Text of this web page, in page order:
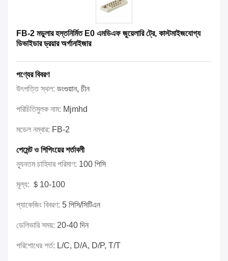
FB-2 মডুলার হস্তনির্মিত E0 এমডিএফ জুয়েলারি ট্রে, কাস্টমাইজযোগ্য
ডিভাইডার ড্রয়ার অর্গানাইজার
পণ্যের বিবরণ
উৎপত্তি স্থল: ডংগুয়ান, চীন
পরিচিতিমুলক নাম: Mjmhd
মডেল নম্বার: FB-2
পেমেন্ট ও শিপিংয়ের শর্তাবলী
ন্যূনতম চাহিদার পরিমাণ: 100 পিসি
মূল্য: ＄10-100
প্যাকেজিং বিবরণ: 5 পিসি/সিটিএন
ডেলিভারি সময়: 20-40 দিন
পরিশোধের শর্ত: L/C, D/A, D/P, T/T